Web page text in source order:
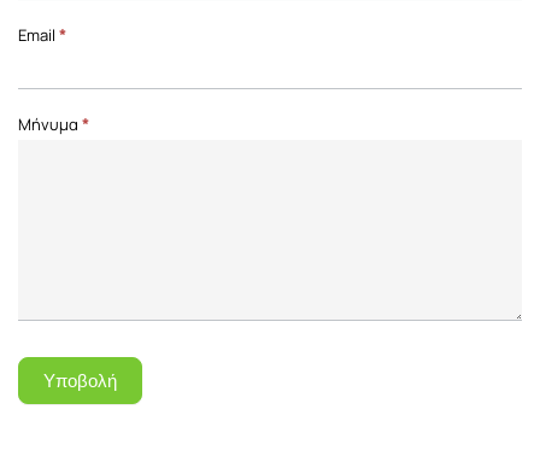
Page
Email *
Μήνυμα *
Υποβολή